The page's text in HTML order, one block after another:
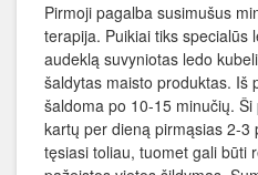
Pirmoji pagalba susimušus
terapija. Puikiai tiks specialūs
audeklą suvyniotas ledo
šaldytas maisto produktas. Iš
šaldoma po 10-15 minučių.
kartų per dieną pirmąsias 2-3
tęsiasi toliau, tuomet gali būti